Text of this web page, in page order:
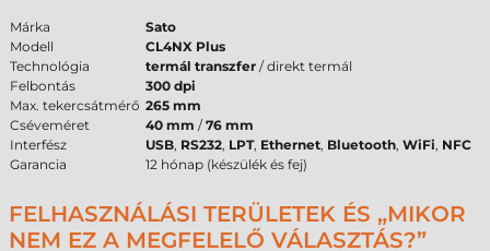
Márka
Sato
Modell
CL4NX Plus
Technológia
termál transzfer / direkt termál
Felbontás
300 dpi
Max. tekercsátmérő 265 mm
Cséveméret
40 mm /76 mm
Interfész
USB, RS232, LPT, Ethernet, Bluetooth, WiFi, NFC
Garancia
12 hónap (készülék és fej)
FELHASZNÁLÁSI TERÜLETEK ÉS „MIKOR
NEM EZ A MEGFELELŐ VÁLASZTÁS?”